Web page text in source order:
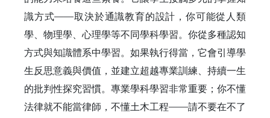
識方式——取決於通識教育的設計，你可能從人類
學、物理學、心理學等不同學科學習。你從多種認知
方式與知識體系中學習。如果執行得當，它會引導學
生反思意義與價值，並建立超越專業訓練、持續一生
的批判性探究習慣。專業學科學習非常重要；你不懂
法律就不能當律師，不懂土木工程——請不要在不了